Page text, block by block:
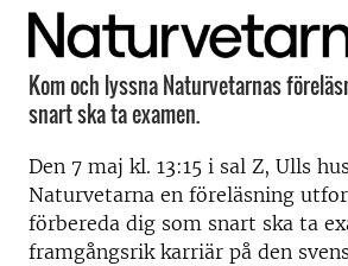
Kom och lyssna Naturvetarnas
snart ska ta examen.
Den 7 maj kl. 13:15 i sal Z, Ulls
Naturvetarna en föreläsning
förbereda dig som snart ska ta
framgångsrik karriär på den